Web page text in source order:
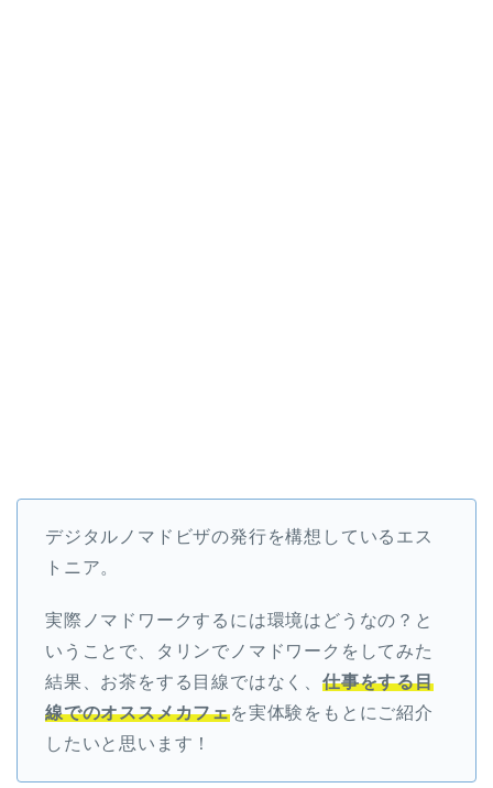
デジタルノマドビザの発行を構想しているエス
トニア。
実際ノマドワークするには環境はどうなの？と
いうことで、タリンでノマドワークをしてみた
結果、お茶をする目線ではなく、 仕事をする目
線でのオススメカフェを実体験をもとにご紹介
したいと思います！